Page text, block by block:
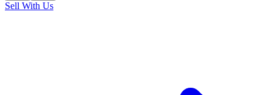
Sell With Us